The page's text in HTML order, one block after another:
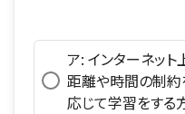
ア: インターネット
距離や時間の制約
応じて学習をする